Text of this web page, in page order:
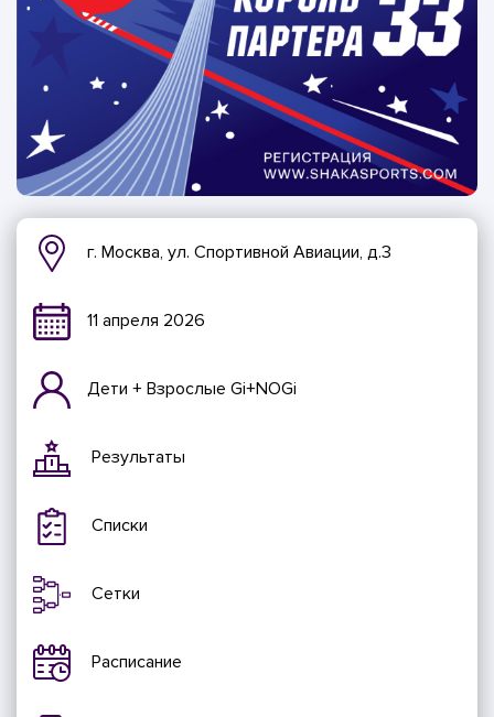
г. Москва, ул. Спортивной Авиации, д.3
11 апреля 2026
Дети + Взрослые Gi+NOGi
Результаты
Списки
Сетки
Расписание